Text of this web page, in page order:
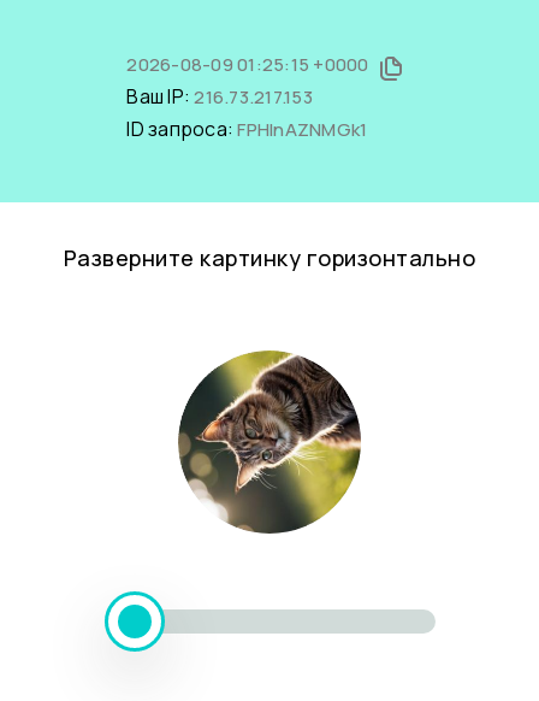
2026-08-09 01:25:15 +0000
Ваш IP:216.73.217.153
ID запроса:FPHlnAZNMGk1
Разверните картинку горизонтально